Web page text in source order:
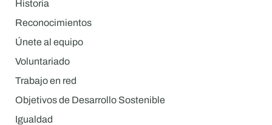
Historia
Reconocimientos
Únete al equipo
Voluntariado
Trabajo en red
Objetivos de Desarrollo Sostenible
Igualdad